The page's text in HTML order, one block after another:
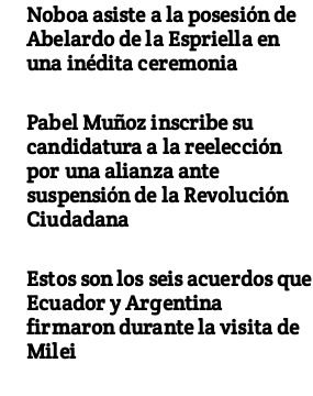
Noboa asiste a la posesión de
Abelardo de la Espriella en
una inédita ceremonia
Pabel Muñoz inscribe su
candidatura a la reelección
por una alianza ante
suspensión de la Revolución
Ciudadana
Estos son los seis acuerdos que
Ecuador y Argentina
firmaron durante la visita de
Milei